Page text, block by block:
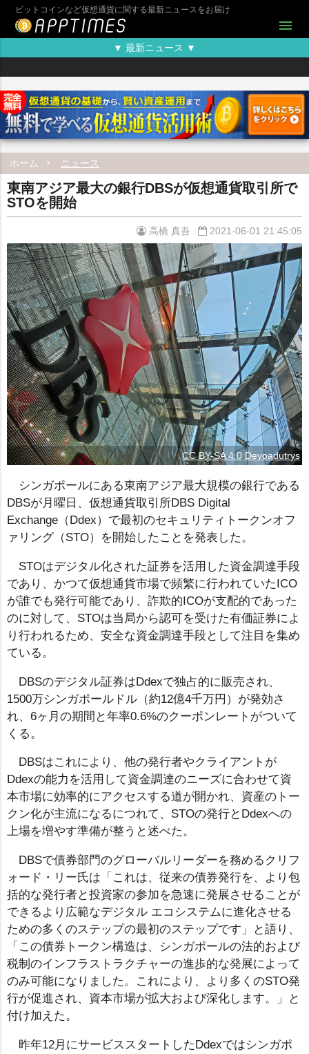
ビットコインなど仮想通貨に関する最新ニュースをお届け
menu
▼ 最新ニュース ▼
ホーム ニュース
東南アジア最大の銀行DBSが仮想通貨取引所で
STOを開始
高橋 真吾 2021-06-01 21:45:05
CC BY-SA 4.0 Deyoadutrys
シンガポールにある東南アジア最大規模の銀行である
DBSが月曜日、仮想通貨取引所DBS Digital
Exchange（Ddex）で最初のセキュリティトークンオフ
ァリング（STO）を開始したことを発表した。
STOはデジタル化された証券を活用した資金調達手段
であり、かつて仮想通貨市場で頻繁に行われていたICO
が誰でも発行可能であり、詐欺的ICOが支配的であった
のに対して、STOは当局から認可を受けた有価証券によ
り行われるため、安全な資金調達手段として注目を集め
ている。
DBSのデジタル証券はDdexで独占的に販売され、
1500万シンガポールドル（約12億4千万円）が発効さ
れ、6ヶ月の期間と年率0.6%のクーポンレートがついて
くる。
DBSはこれにより、他の発行者やクライアントが
Ddexの能力を活用して資金調達のニーズに合わせて資
本市場に効率的にアクセスする道が開かれ、資産のトー
クン化が主流になるにつれて、STOの発行とDdexへの
上場を増やす準備が整うと述べた。
DBSで債券部門のグローバルリーダーを務めるクリフ
ォード・リー氏は「これは、従来の債券発行を、より包
括的な発行者と投資家の参加を急速に発展させることが
できるより広範なデジタル エコシステムに進化させる
ための多くのステップの最初のステップです」と語り、
「この債券トークン構造は、シンガポールの法的および
税制のインフラストラクチャーの進歩的な発展によって
のみ可能になりました。これにより、より多くのSTO発
行が促進され、資本市場が拡大および深化します。」と
付け加えた。
昨年12月にサービススタートしたDdexではシンガポ